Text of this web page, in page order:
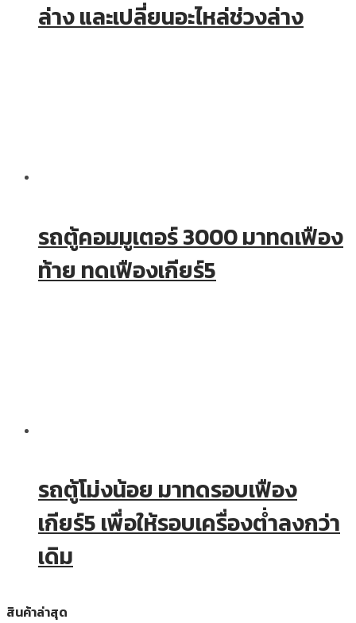
ล่าง และเปลี่ยนอะไหล่ช่วงล่าง
รถตู้คอมมูเตอร์ 3000 มาทดเฟือง
ท้าย ทดเฟืองเกียร์5
รถตู้โม่งน้อย มาทดรอบเฟือง
เกียร์5 เพื่อให้รอบเครื่องต่ำลงกว่า
เดิม
สินค้าล่าสุด